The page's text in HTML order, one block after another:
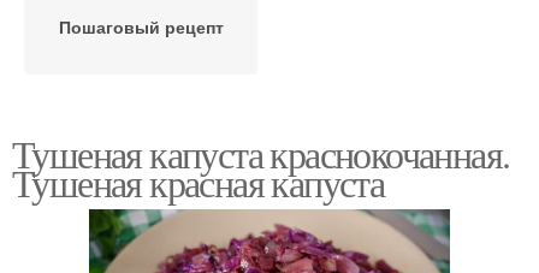
Пошаговый рецепт
Тушеная капуста краснокочанная.
Тушеная красная капуста